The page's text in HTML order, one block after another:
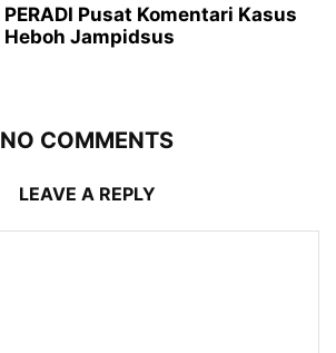
PERADI Pusat Komentari Kasus
Heboh Jampidsus
NO COMMENTS
LEAVE A REPLY